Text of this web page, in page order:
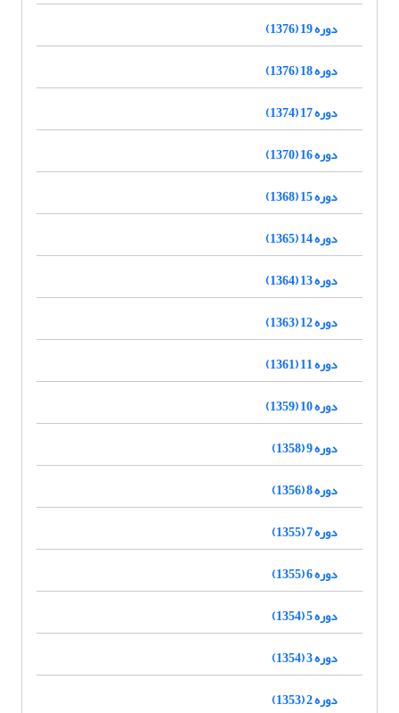
دوره 19 (1376)
دوره 18 (1376)
دوره 17 (1374)
دوره 16 (1370)
دوره 15 (1368)
دوره 14 (1365)
دوره 13 (1364)
دوره 12 (1363)
دوره 11 (1361)
دوره 10 (1359)
دوره 9 (1358)
دوره 8 (1356)
دوره 7 (1355)
دوره 6 (1355)
دوره 5 (1354)
دوره 3 (1354)
دوره 2 (1353)